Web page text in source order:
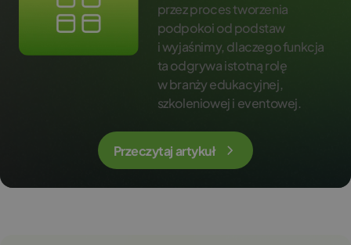
przez proces tworzenia
podpokoi od podstaw
i wyjaśnimy, dlaczego funkcja
ta odgrywa istotną rolę
w branży edukacyjnej,
szkoleniowej i eventowej.
Przeczytaj artykuł